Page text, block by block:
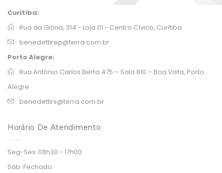
Curitiba:
Rua da Glória, 314 - Loja 01 - Centro Cívico, Curitiba
benedettirep@terra.com.br
Porto Alegre:
Rua Antônio Carlos Berta 475 – Sala 810 – Boa Vista, Porto
Alegre
benedettirs@terra.com.br
Horário De Atendimento
Seg-Sex: 08h30 - 17h00.
Sáb: Fechado.